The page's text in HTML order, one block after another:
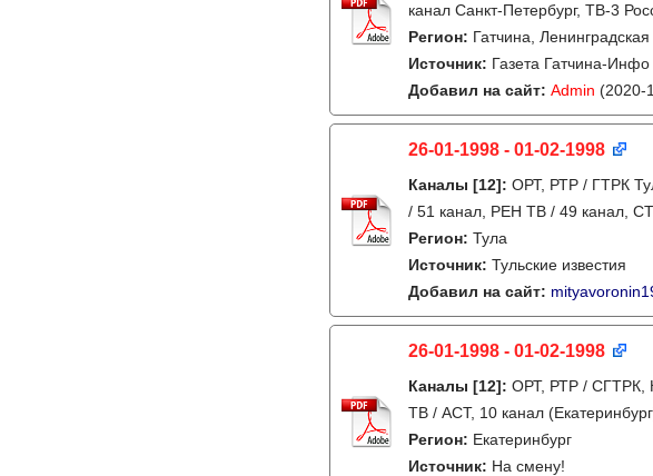
канал Санкт-Петербург, ТВ-3
Регион: Гатчина, Ленинградская
Источник: Газета Гатчина-Инфо
Добавил на сайт: Admin (2020-
26-01-1998 - 01-02-1998
Каналы [12]: ОРТ, РТР / ГТРК
/ 51 канал, РЕН ТВ / 49 канал,
Регион: Тула
Источник: Тульские известия
Добавил на сайт:
26-01-1998 - 01-02-1998
Каналы [12]: ОРТ, РТР / СГТРК,
ТВ / АСТ, 10 канал
Регион: Екатеринбург
Источник: На смену!